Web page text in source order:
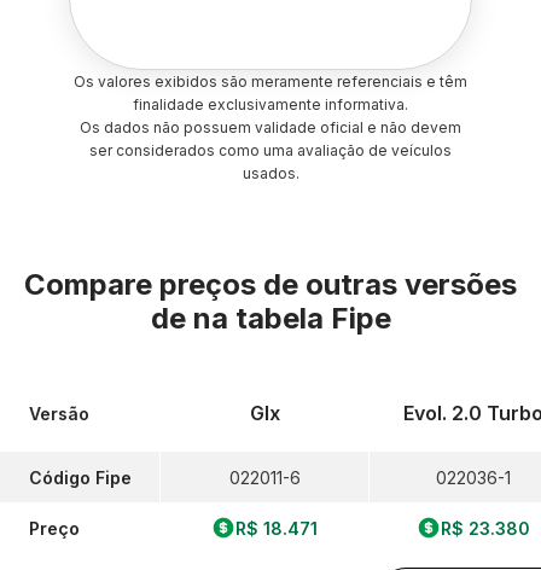
Os valores exibidos são meramente referenciais e têm
finalidade exclusivamente informativa.
Os dados não possuem validade oficial e não devem
ser considerados como uma avaliação de veículos
usados.
Compare preços de outras versões
de na tabela Fipe
Versão
Código Fipe
Preço
Glx
022011-6
R$ 18.471
Evol. 2.0
022036-1
R$ 23.380